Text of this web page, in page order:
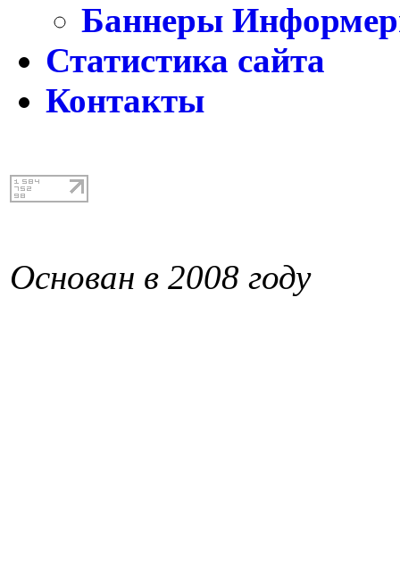
Баннеры
Статистика сайта
Контакты
Основан в 2008 году